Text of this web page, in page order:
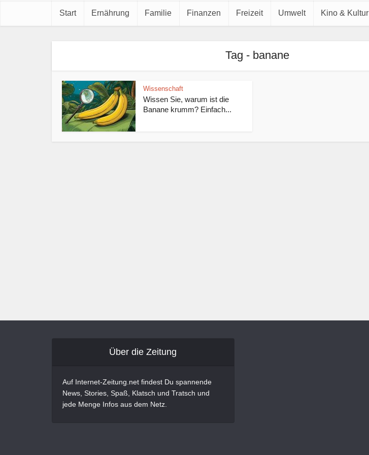
Start Ernährung Familie Finanzen Freizeit Umwelt Kino & Kultur
Tag - banane
Wissenschaft
Wissen Sie, warum ist die
Banane krumm? Einfach...
Über die Zeitung
Auf Internet-Zeitung.net findest Du spannende
News, Stories, Spaß, Klatsch und Tratsch und
jede Menge Infos aus dem Netz.